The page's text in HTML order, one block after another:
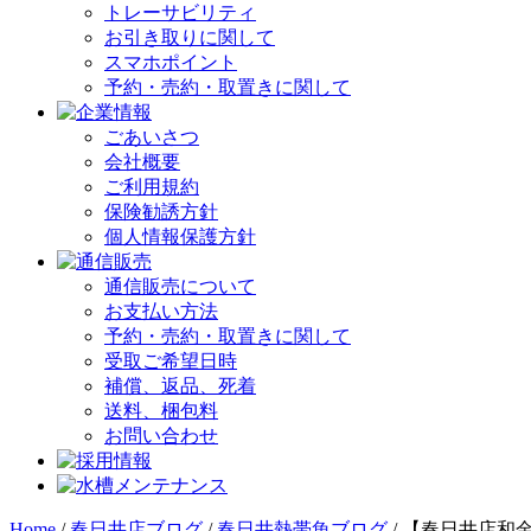
トレーサビリティ
お引き取りに関して
スマホポイント
予約・売約・取置きに関して
ごあいさつ
会社概要
ご利用規約
保険勧誘方針
個人情報保護方針
通信販売について
お支払い方法
予約・売約・取置きに関して
受取ご希望日時
補償、返品、死着
送料、梱包料
お問い合わせ